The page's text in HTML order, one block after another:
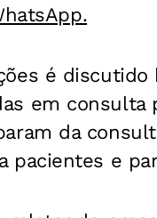
é discutido
em
da
pacientes e